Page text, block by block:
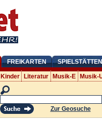
FREIKARTEN SPIELSTÄTTEN
Kinder Literatur Musik-E Musik-
Zur Geosuche